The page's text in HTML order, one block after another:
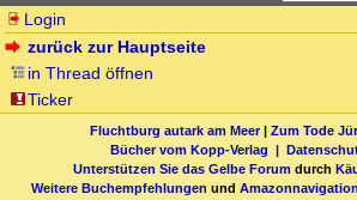
Login
zurück zur Hauptseite
in Thread öffnen
Ticker
Fluchtburg autark am Meer| Zum Tode
Bücher vom Kopp-Verlag |
Unterstützen Sie das Gelbe Forum durch
Weitere Buchempfehlungen und Amazonnavigation